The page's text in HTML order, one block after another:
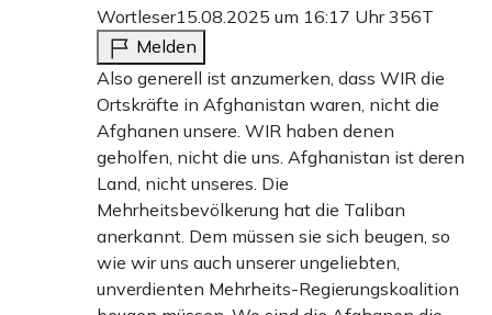
Wortleser15.08.2025 um 16:17 Uhr356T
Melden
Also generell ist anzumerken, dass WIR die
Ortskräfte in Afghanistan waren, nicht die
Afghanen unsere. WIR haben denen
geholfen, nicht die uns. Afghanistan ist deren
Land, nicht unseres. Die
Mehrheitsbevölkerung hat die Taliban
anerkannt. Dem müssen sie sich beugen, so
wie wir uns auch unserer ungeliebten,
unverdienten Mehrheits-Regierungskoalition